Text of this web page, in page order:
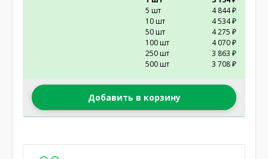
5 шт
4 844 ₽
10 шт
4 534 ₽
50 шт
4 275 ₽
100 шт
4 070 ₽
250 шт
3 863 ₽
500 шт
3 708 ₽
Добавить в корзину